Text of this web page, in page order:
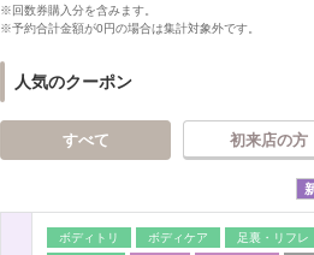
※回数券購入分を含みます。
※予約合計金額が0円の場合は集計対象外です。
人気のクーポン
すべて 初来店の方
ボディトリ ボディケア 足裏・リフレ